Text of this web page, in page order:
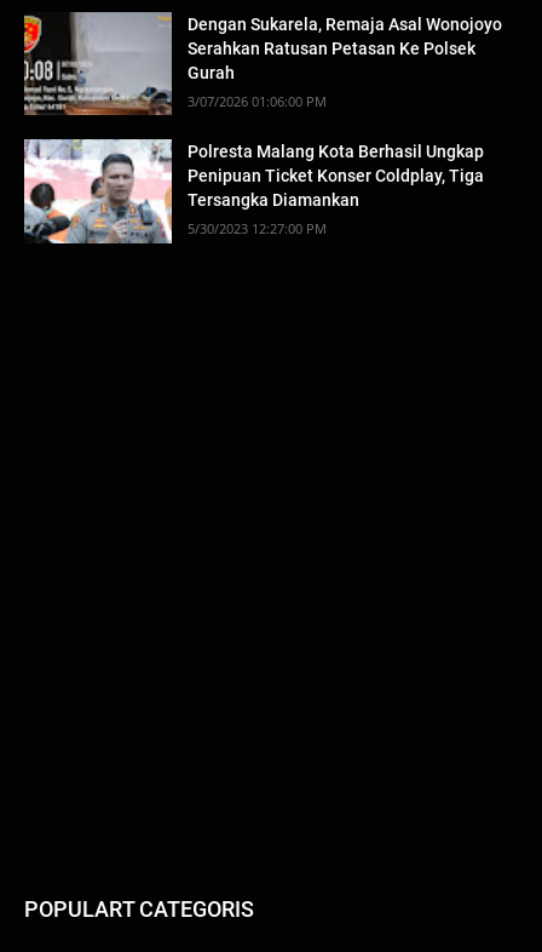
Dengan Sukarela, Remaja Asal Wonojoyo
Serahkan Ratusan Petasan Ke Polsek
Gurah
3/07/2026 01:06:00 PM
Polresta Malang Kota Berhasil Ungkap
Penipuan Ticket Konser Coldplay, Tiga
Tersangka Diamankan
5/30/2023 12:27:00 PM
POPULART CATEGORIS